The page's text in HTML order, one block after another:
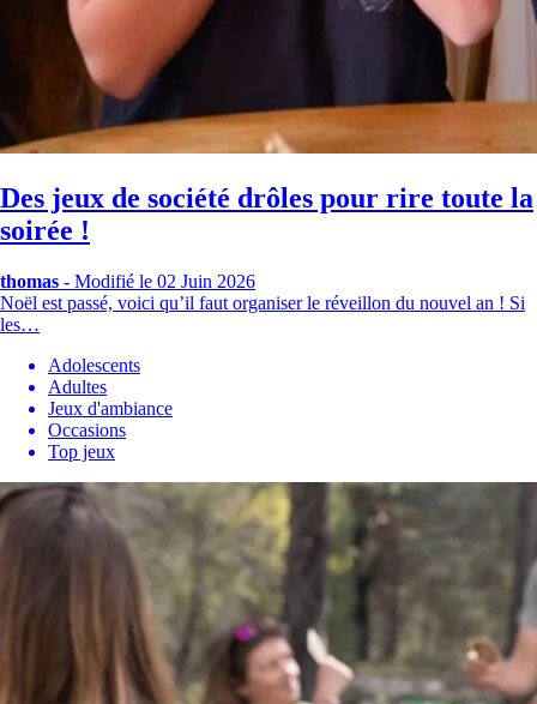
Des jeux de société drôles pour rire toute la
soirée !
thomas - Modifié le 02 Juin 2026
Noël est passé, voici qu’il faut organiser le réveillon du nouvel an ! Si
les…
Adolescents
Adultes
Jeux d'ambiance
Occasions
Top jeux